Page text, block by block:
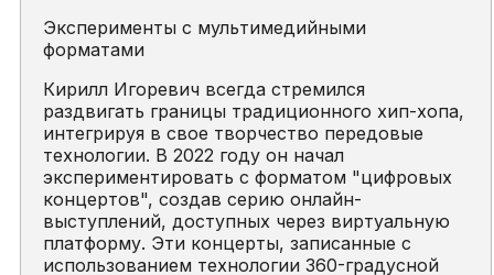
Эксперименты с мультимедийными
форматами
Кирилл Игоревич всегда стремился
раздвигать границы традиционного хип-хопа,
интегрируя в свое творчество передовые
технологии. В 2022 году он начал
экспериментировать с форматом "цифровых
концертов", создав серию онлайн-
выступлений, доступных через виртуальную
платформу. Эти концерты, записанные с
использованием технологии 360-градусной